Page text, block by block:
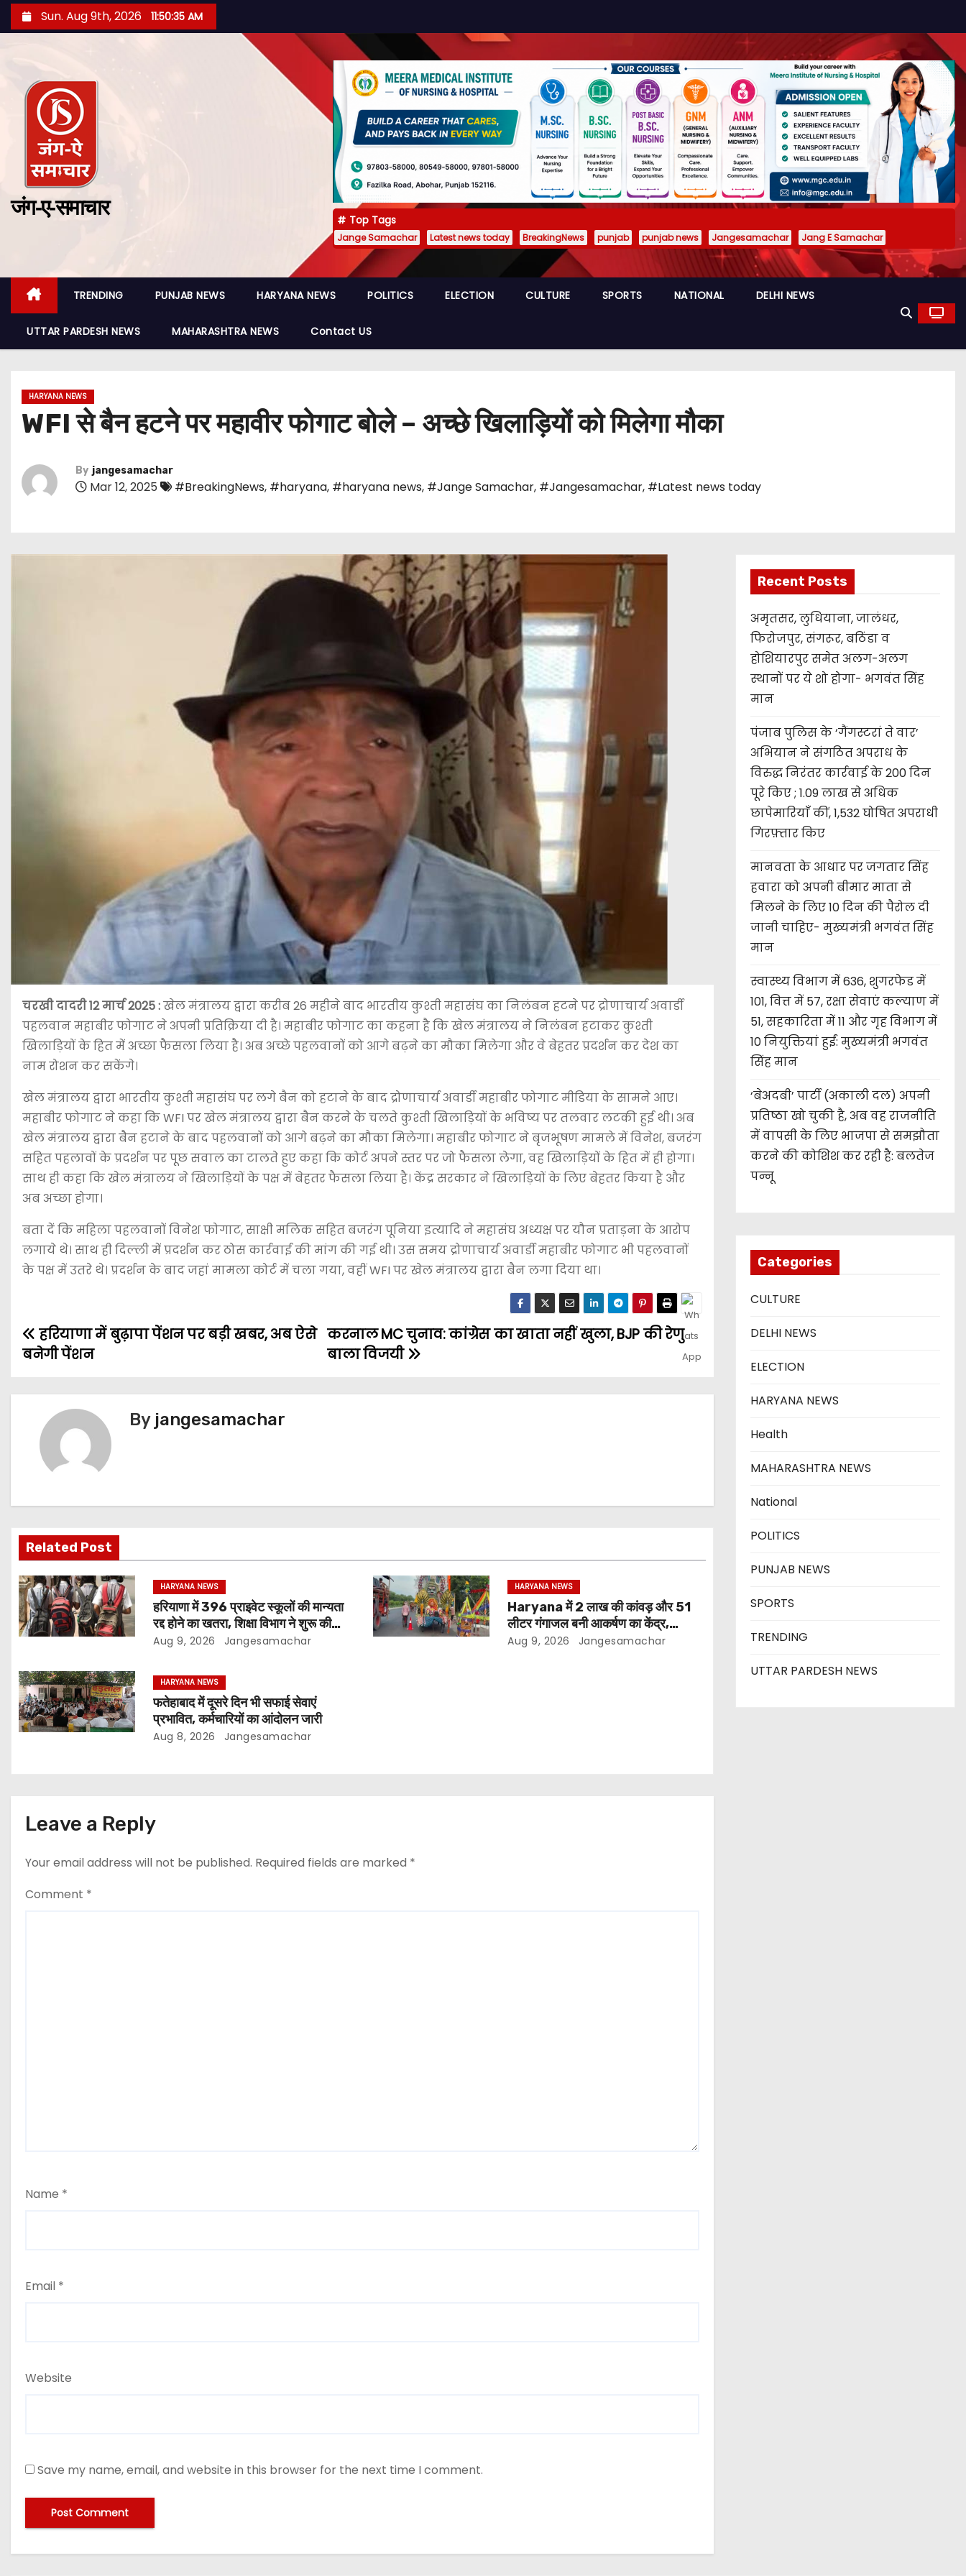
Sun. Aug 9th, 2026 11:50:36 AM
जंग-ए-समाचार
Top Tags
Jange Samachar Latest news today BreakingNews punjab punjab news Jangesamachar Jang E Samachar
TRENDING PUNJAB NEWS HARYANA NEWS POLITICS ELECTION CULTURE SPORTS NATIONAL DELHI NEWS
UTTAR PARDESH NEWS MAHARASHTRA NEWS Contact US
HARYANA NEWS
WFI से बैन हटने पर महावीर फोगाट बोले – अच्छे खिलाड़ियों को मिलेगा मौका
By jangesamachar
Mar 12, 2025 #BreakingNews, #haryana, #haryana news, #Jange Samachar, #Jangesamachar, #Latest news today
चरखी दादरी 12 मार्च 2025:खेल मंत्रालय द्वारा करीब 26 महीने बाद भारतीय कुश्ती महासंघ का निलंबन हटने पर द्रोणाचार्य अवार्डी
पहलवान महाबीर फोगाट ने अपनी प्रतिक्रिया दी है। महाबीर फोगाट का कहना है कि खेल मंत्रालय ने निलंबन हटाकर कुश्ती
खिलाड़ियों के हित में अच्छा फैसला लिया है। अब अच्छे पहलवानों को आगे बढ़ने का मौका मिलेगा और वे बेहतर प्रदर्शन कर देश का
नाम रोशन कर सकेंगे।
खेल मंत्रालय द्वारा भारतीय कुश्ती महासंघ पर लगे बैन को हटाने के बाद द्रोणाचार्य अवार्डी महाबीर फोगाट मीडिया के सामने आए।
महाबीर फोगाट ने कहा कि WFI पर खेल मंत्रालय द्वारा बैन करने के चलते कुश्ती खिलाड़ियों के भविष्य पर तलवार लटकी हुई थी। अब
खेल मंत्रालय द्वारा बैन हटाने के बाद पहलवानों को आगे बढ़ने का मौका मिलेगा। महाबीर फोगाट ने बृजभूषण मामले में विनेश, बजरंग
सहित पहलावों के प्रदर्शन पर पूछ सवाल का टालते हुए कहा कि कोर्ट अपने स्तर पर जो फैसला लेगा, वह खिलाड़ियों के हित में ही होगा।
साथ ही कहा कि खेल मंत्रालय ने खिलाड़ियों के पक्ष में बेहतर फैसला लिया है। केंद्र सरकार ने खिलाड़ियों के लिए बेहतर किया है और
अब अच्छा होगा।
बता दें कि महिला पहलवानों विनेश फोगाट, साक्षी मलिक सहित बजरंग पूनिया इत्यादि ने महासंघ अध्यक्ष पर यौन प्रताड़ना के आरोप
लगाये थे। साथ ही दिल्ली में प्रदर्शन कर ठोस कार्रवाई की मांग की गई थी। उस समय द्रोणाचार्य अवार्डी महाबीर फोगाट भी पहलवानों
के पक्ष में उतरे थे। प्रदर्शन के बाद जहां मामला कोर्ट में चला गया, वहीं WFI पर खेल मंत्रालय द्वारा बैन लगा दिया था।
करनाल MC चुनाव: कांग्रेस का खाता नहीं खुला, BJP की रेणु
बाला विजयी
हरियाणा में बुढ़ापा पेंशन पर बड़ी खबर, अब ऐसे
बनेगी पेंशन
By jangesamachar
Related Post
HARYANA NEWS
हरियाणा में 396 प्राइवेट स्कूलों की मान्यता
रद्द होने का खतरा, शिक्षा विभाग ने शुरू की
सख्त कार्रवाई… जानें क्या है फैसले की वजह
Aug 9, 2026 Jangesamachar
HARYANA NEWS
Haryana में 2 लाख की कांवड़ और 51
लीटर गंगाजल बनी आकर्षण का केंद्र,
शिवरात्रि के लिए उमड़े कांवड़िया
Aug 9, 2026 Jangesamachar
HARYANA NEWS
फतेहाबाद में दूसरे दिन भी सफाई सेवाएं
प्रभावित, कर्मचारियों का आंदोलन जारी
Aug 8, 2026 Jangesamachar
Leave a Reply
Your email address will not be published. Required fields are marked *
Comment *
Name *
Email *
Website
Save my name, email, and website in this browser for the next time I comment.
Recent Posts
अमृतसर, लुधियाना, जालंधर,
फिरोजपुर, संगरूर, बठिंडा व
होशियारपुर समेत अलग-अलग
स्थानों पर ये शो होगा- भगवंत सिंह
मान
पंजाब पुलिस के ‘गैंगस्टरां ते वार’
अभियान ने संगठित अपराध के
विरुद्ध निरंतर कार्रवाई के 200 दिन
पूरे किए ; 1.09 लाख से अधिक
छापेमारियाँ कीं, 1,532 घोषित अपराधी
गिरफ़्तार किए
मानवता के आधार पर जगतार सिंह
हवारा को अपनी बीमार माता से
मिलने के लिए 10 दिन की पैरोल दी
जानी चाहिए- मुख्यमंत्री भगवंत सिंह
मान
स्वास्थ्य विभाग में 636, शुगरफेड में
101, वित्त में 57, रक्षा सेवाएं कल्याण में
51, सहकारिता में 11 और गृह विभाग में
10 नियुक्तियां हुईं: मुख्यमंत्री भगवंत
सिंह मान
‘बेअदबी’ पार्टी (अकाली दल) अपनी
प्रतिष्ठा खो चुकी है, अब वह राजनीति
में वापसी के लिए भाजपा से समझौता
करने की कोशिश कर रही है: बलतेज
पन्नू
Categories
CULTURE
DELHI NEWS
ELECTION
HARYANA NEWS
Health
MAHARASHTRA NEWS
National
POLITICS
PUNJAB NEWS
SPORTS
TRENDING
UTTAR PARDESH NEWS